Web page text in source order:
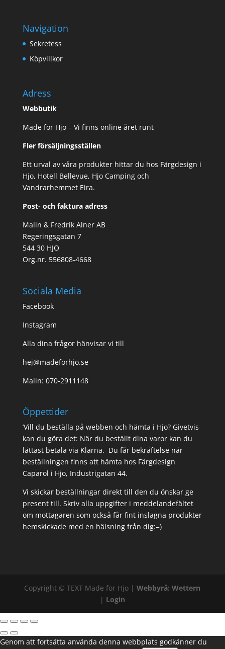
Navigation
Sekretess
Köpvillkor
Adress
Webbutik
Made for Hjo – Vi finns online året runt
Fler försäljningsställen
Ett urval av våra produkter hittar du hos Färgdesign i
Hjo, Hotell Bellevue, Hjo Camping och
Vandrarhemmet Eira.
Post- och faktura adress
Malin & Fredrik Alner AB
Regeringsgatan 7
544 30 HJO
Org.nr. 556808-4668
Sociala Media
Facebook
Instagram
Alla dina frågor hänvisar vi till
hej@madeforhjo.se
Malin: 070-2911148
Öppettider
’Vill du beställa på webben och hämta i Hjo? Givetvis
kan du göra det: När du beställt dina varor kan du
lättast betala via Klarna. Du får bekräftelse när
beställningen finns att hämta hos Färgdesign
Caparol i Hjo, Industrigatan 44.
Vi skickar beställningar direkt till den du önskar ge
present till. Skriv alla uppgifter i meddelandefältet
om mottagaren som också får fint inslagna produkter
hemskickade med en hälsning från dig:=)
Copyright ©TEXT Made for Hjo |Webbyrå: Wettern
| Login
Genom att fortsätta använda denna webbplats godkänner du